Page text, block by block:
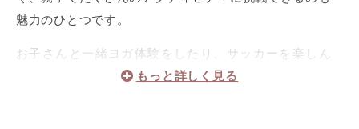
魅力のひとつです。
お子さんと一緒ヨガ体験をしたり、サッカーを楽しん
だり、フラダンスに挑戦したり。